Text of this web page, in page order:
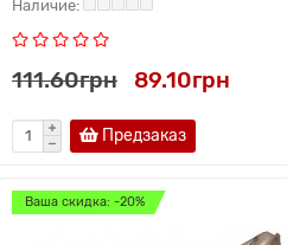
111.60грн 89.10грн
Предзаказ
Ваша скидка: -20%